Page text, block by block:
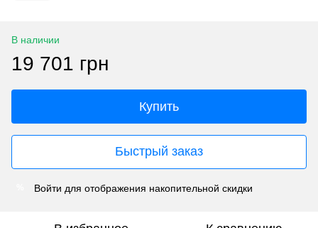
В наличии
19 701 грн
Купить
Быстрый заказ
Войти для отображения накопительной скидки